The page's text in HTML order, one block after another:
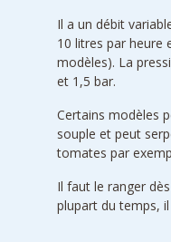
Il a un débit
10 litres par heure
modèles). La
et 1,5 bar.
Certains modèles
souple et peut
tomates par
Il faut le ranger
plupart du temps,